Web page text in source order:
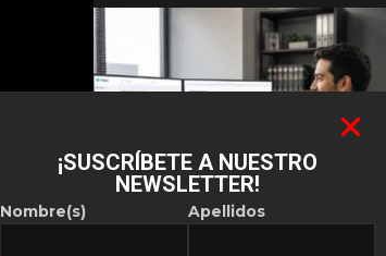
ES NOTICIA
Automatización de las
¡SUSCRÍBETE A NUESTRO
NEWSLETTER!
Nombre(s) Apellidos